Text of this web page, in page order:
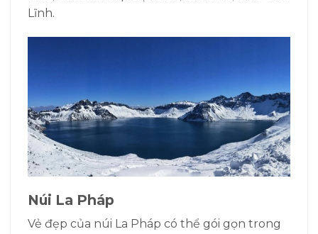
Lĩnh.
Núi La Pháp
Vẻ đẹp của núi La Pháp có thể gói gọn trong